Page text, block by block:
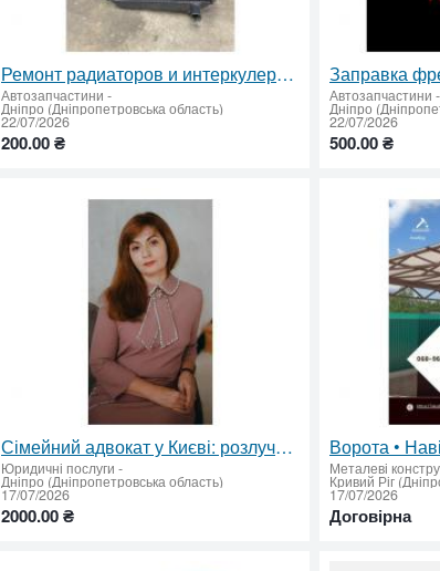
Ремонт радиаторов и интеркулеров для грузовой, легковой и спецтехники.
Автозапчастини -
Дніпро (Дніпропетровська область)
22/07/2026
200.00 ₴
Автозапчастини -
Дніпро
22/07/2026
500.00 ₴
Сімейний адвокат у Києві: розлучення, аліменти, поділ майна без нервів і черг
Юридичні послуги -
Дніпро (Дніпропетровська область)
17/07/2026
2000.00 ₴
Металеві
Кривий Ріг
17/07/2026
Договірна